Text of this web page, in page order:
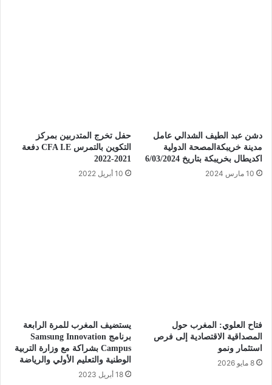
دشن عبد الطيف الشدالي عامل
مدينة خريبكةالمصحة الدولية
اكديطال بخريبكة بتاريخ 6/03/2024
10 مارس 2024
حفل تخرج المتدربين بمركز
التكوين بالتمرس CFA I.E دفعة
2021-2022
10 أبريل 2022
فتاح العلوي: المغرب حول
المصداقية الاقتصادية إلى فرص
استثمار ونمو
8 مايو 2026
يستضيف المغرب للمرة الرابعة
برنامج Samsung Innovation
Campus بشراكة مع وزارة التربية
الوطنية والتعليم الأولي والرياضة
18 أبريل 2023